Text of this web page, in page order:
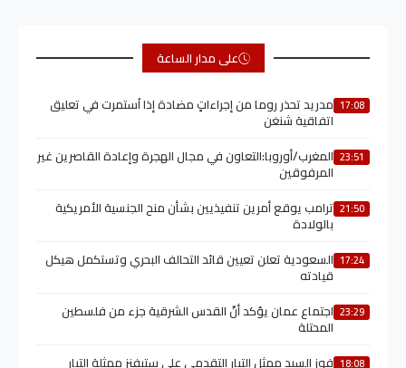
على مدار الساعة
17:08 مدريد تحذر روما من إجراءاتٍ مضادة إذا اُستمرت في تعليق
اتفاقية شنغن
23:51 المغرب/أوروبا:التعاون في مجال الهجرة وإعادة القاصرين غير
المرفوقين
21:50 ترامب يوقع أمرين تنفيذيين بشأن منح الجنسية الأمريكية
بالولادة
17:24 السعودية تعلن تعيين قائد التحالف البحري وتستكمل هيكل
قيادته
23:29 اجتماع عمان يؤكد أنّ القدس الشرقية جزء من فلسطين
المحتلة
18:08 فوز السيد ممثل التيار التقدمي على ستيفنز ممثلة التيار